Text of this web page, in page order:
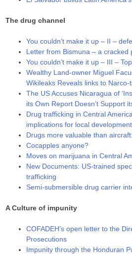
The drug channel
You couldn’t make it up – II –
Letter from Bismuna – a cracked
You couldn’t make it up – III –
Wealthy Land-owner Miguel
Wikileaks Reveals links to Narco-
The US Accuses Nicaragua of
its Own Report Doesn’t Support
Drug trafficking in Central
implications for local
Drugs more valuable than
Cocapples anyone?
Moves on marijuana in Central
New Documents: US-trained
trafficking
Semi-submersible drug carrier
A Culture of impunity
COFADEH’s open letter to the
Prosecutions
Impunity through the Honduran